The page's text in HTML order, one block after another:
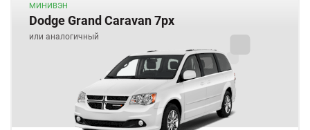
МИНИВЭН
Dodge Grand Caravan 7px
или аналогичный